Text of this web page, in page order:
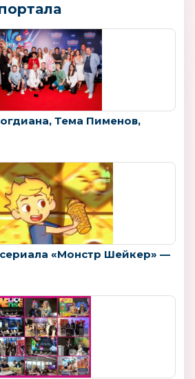
Тема Пименов,
«Монстр Шейкер» —